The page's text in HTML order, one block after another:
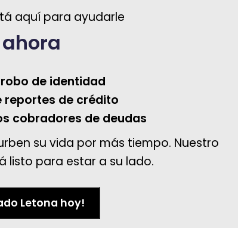
aquí para ayudarle
robo de identidad
reportes de crédito
cobradores de deudas
su vida por más tiempo. Nuestro
listo para estar a su lado.
Letona hoy!